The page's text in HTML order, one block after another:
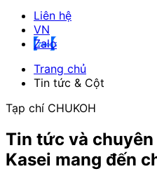
Liên hệ
Zalo
Trang chủ
Tin tức & Cột
Tạp chí CHUKOH
Tin tức và
Kasei mang đến